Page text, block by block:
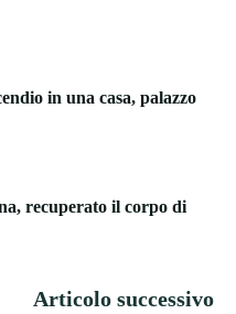
in una casa, palazzo
recuperato il corpo di
Articolo successivo